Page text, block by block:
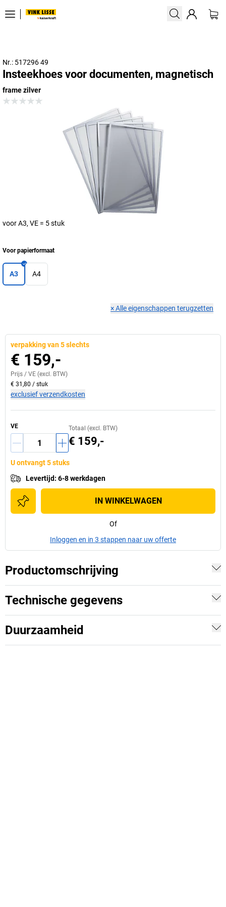
Nr.: 517296 49
Insteekhoes voor documenten, magnetisch
frame zilver
voor A3, VE = 5 stuk
Voor papierformaat
A3 A4
×Alle eigenschappen terugzetten
verpakking van 5 slechts
€ 159,-
Prijs / VE (excl. BTW)
€ 31,80 / stuk
exclusief verzendkosten
VE Totaal (excl. BTW)
€ 159,-
U ontvangt 5 stuks
Levertijd: 6-8 werkdagen
IN WINKELWAGEN
Of
Inloggen en in 3 stappen naar uw offerte
Productomschrijving
Technische gegevens
Duurzaamheid